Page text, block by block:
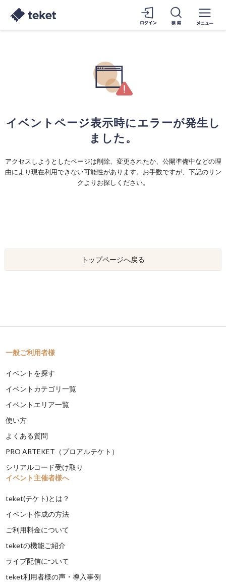
イベントページ表示時にエラーが発生し
ました。
アクセスしようとしたページは削除、変更されたか、公開準備中などの理
由により現在利用できない可能性があります。お手数ですが、下記のリン
クよりお探しください。
トップページへ戻る
一般ご利用者様
イベントを探す
イベントカテゴリ一覧
イベントエリア一覧
使い方
よくある質問
PRO ARTEKET（プロアルテケト）
シリアルコード受け取り
イベント主催者様へ
teket(テケト)とは？
イベント作成の方法
ご利用料金について
teketの機能ご紹介
ライブ配信について
teket利用者様の声・導入事例